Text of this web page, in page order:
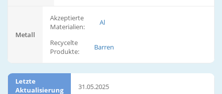
Metall
Akzeptierte
Materialien:
Al
Recycelte
Produkte:
Barren
Letzte
Aktualisierung
31.05.2025